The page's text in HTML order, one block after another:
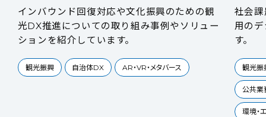
インバウンド回復対応や文化振興のための観
光DX推進についての取り組み事例やソリュー
ションを紹介しています。
観光振興 自治体DX AR・VR・メタバース
社会
用の
す。
観光振
公共業
環境・